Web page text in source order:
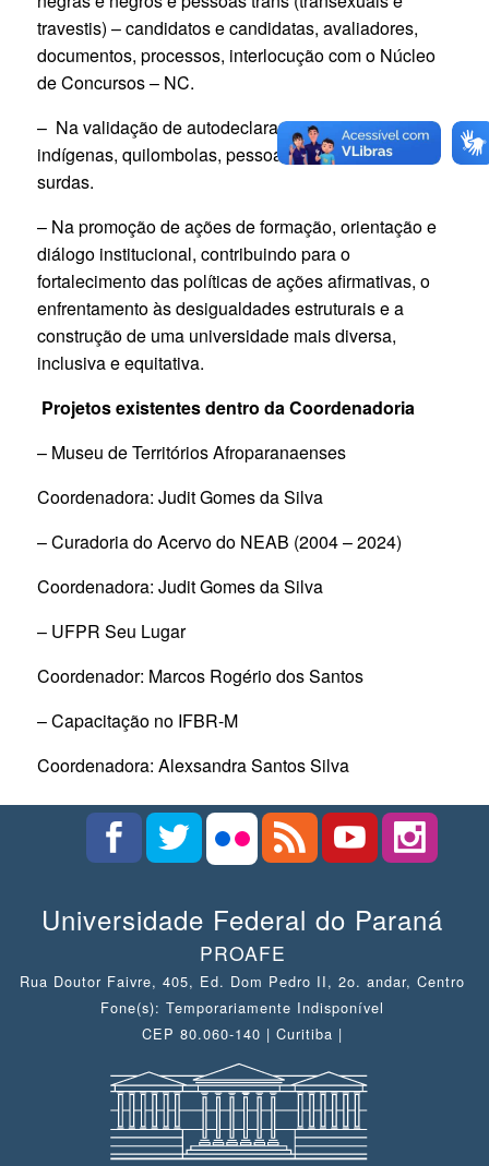
travestis) – candidatos e candidatas, avaliadores,
documentos, processos, interlocução com o Núcleo
de Concursos – NC.
– Na validação de autodeclaração de pessoas
indígenas, quilombolas, pessoas com deficiências,
surdas.
– Na promoção de ações de formação, orientação e
diálogo institucional, contribuindo para o
fortalecimento das políticas de ações afirmativas, o
enfrentamento às desigualdades estruturais e a
construção de uma universidade mais diversa,
inclusiva e equitativa.
Projetos existentes dentro da Coordenadoria
– Museu de Territórios Afroparanaenses
Coordenadora: Judit Gomes da Silva
– Curadoria do Acervo do NEAB (2004 – 2024)
Coordenadora: Judit Gomes da Silva
– UFPR Seu Lugar
Coordenador: Marcos Rogério dos Santos
– Capacitação no IFBR-M
Coordenadora: Alexsandra Santos Silva
Universidade Federal do Paraná
PROAFE
Rua Doutor Faivre, 405, Ed. Dom Pedro II, 2o. andar, Centro
Fone(s): Temporariamente Indisponível
CEP 80.060-140 | Curitiba |